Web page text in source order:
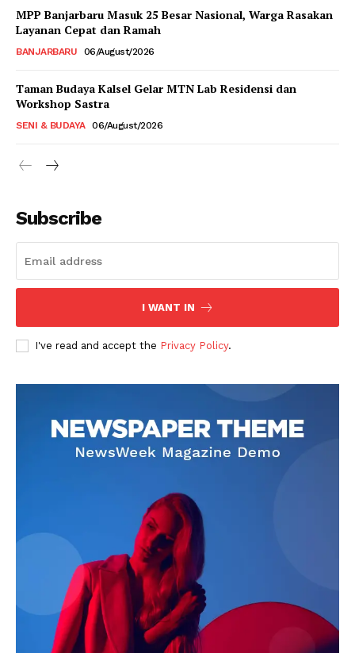
MPP Banjarbaru Masuk 25 Besar Nasional, Warga Rasakan
Layanan Cepat dan Ramah
BANJARBARU 06/August/2026
Taman Budaya Kalsel Gelar MTN Lab Residensi dan
Workshop Sastra
SENI & BUDAYA 06/August/2026
Subscribe
I WANT IN
I've read and accept the Privacy Policy.